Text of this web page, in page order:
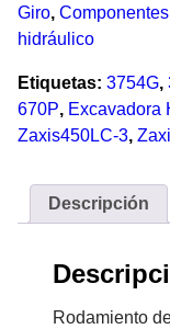
Giro,
hidráulico
Etiquetas: 3754G,
670P, Excavadora
Zaxis450LC-3,
Descripción
Rodamiento